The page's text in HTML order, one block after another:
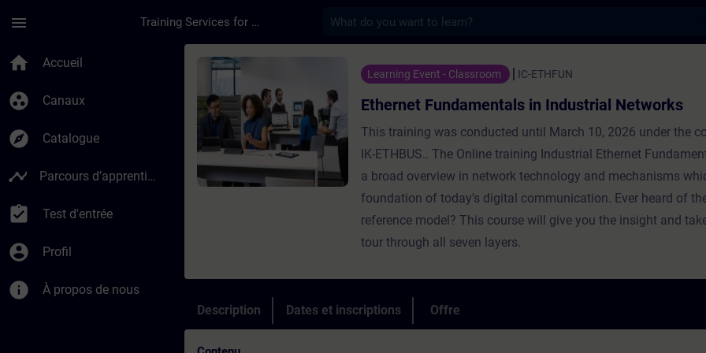
menu Training Services for Digital Industries
home Accueil
group_work Canaux
explore Catalogue
timeline Parcours d’apprentissage
assignment_turned_in Test d'entrée
account_circle Profil
info À propos de nous
Cours - Ethernet Fundamentals in Industrial Networks -
Learning Event - Classroom IC-ETHFUN
Ethernet Fundamentals in Industrial Networks
This training was conducted until March 10, 2026 under the
IK-ETHBUS.. The Online training Industrial Ethernet
a broad overview in network technology and mechanisms
foundation of today's digital communication. Ever heard of
reference model? This course will give you the insight and
tour through all seven layers.
Description Dates et inscriptions Offre